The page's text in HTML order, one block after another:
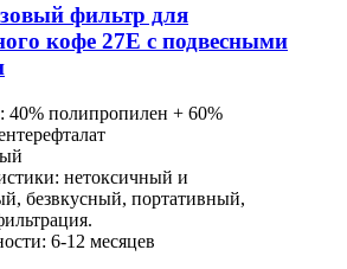
фильтр для
кофе 27E с подвесными
40% полипропилен + 60%
нетоксичный и
безвкусный, портативный,
6-12 месяцев